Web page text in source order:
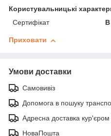
Користувальницькі
Сертифікат
В
Приховати
Умови доставки
Самовивіз
Допомога в пошуку
Адресна доставка
НоваПошта